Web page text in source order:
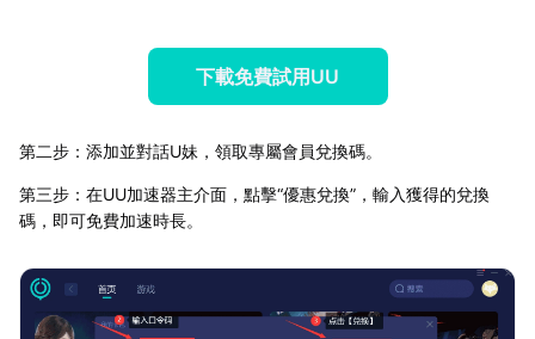
下載免費試用UU
第二步：添加並對話U妹，領取專屬會員兌換碼。
第三步：在UU加速器主介面，點擊“優惠兌換”，輸入獲得的兌換
碼，即可免費加速時長。